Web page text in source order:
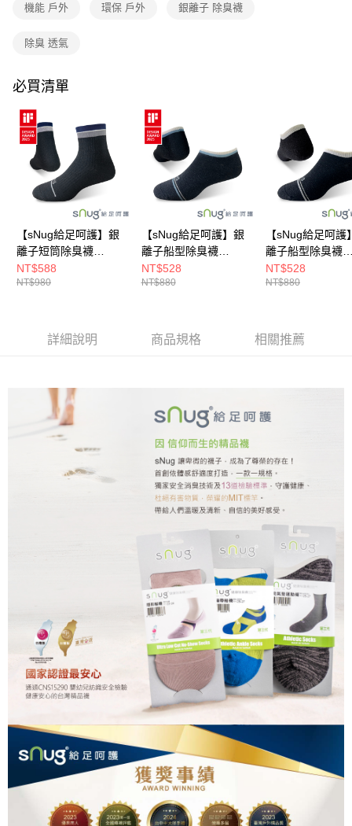
2.基於同意付款使用「大哥付你分期」之契約關係目的，商店將以您的個人
3.完整用戶服務條款，請詳閱以下連結：
每筆NT$80，滿NT$790(含以上)免運費
7-11取貨付款
付款後7-11取貨
每筆NT$80，滿NT$790(含以上)免運費
新竹貨運
每筆NT$80，滿NT$790(含以上)免運費
澎湖金門
每筆NT$200
付款後門市自取
每筆NT$80，滿NT$790(含以上)免運費
機能 戶外 環保 戶外 銀離子 除臭襪
除臭 透氣
必買清單
【sNug給足呵護】銀
離子短筒除臭襪
(AA980黑灰/海洋友善/
短筒襪/除臭/吸濕排汗/
NT$588
NT$980
【sNug給足呵護】銀
離子船型除臭襪
(AA880 黑藍/海洋友
善/除臭/吸濕排汗/台灣
NT$528
NT$880
【sNug給足呵護
離子船型除臭襪
(AA880 黑米/海
善/除臭/吸濕排汗
NT$528
NT$880
詳細說明 商品規格 相關推薦